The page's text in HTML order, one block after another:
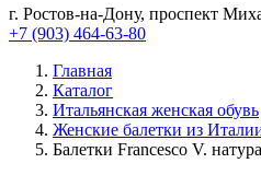
г. Ростов-на-Дону, проспект
+7 (903) 464-63-80
Главная
Каталог
Итальянская женская обувь
Женские балетки из
Балетки Francesco V.